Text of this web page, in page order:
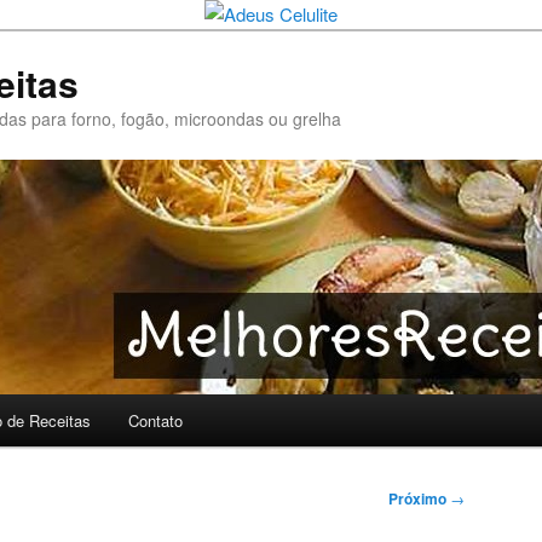
para forno, fogão, microondas ou grelha
de Receitas Contato
Próximo →